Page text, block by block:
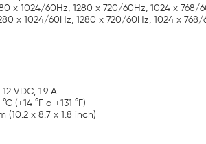
x 1024/60Hz, 1280 x 720/60Hz, 1024 x 768/
x 1024/60Hz, 1280 x 720/60Hz, 1024 x
VDC, 1.9 A
(+14 °F a +131 °F)
(10.2 x 8.7 x 1.8 inch)